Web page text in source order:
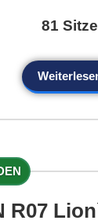
81 Sitze
R07